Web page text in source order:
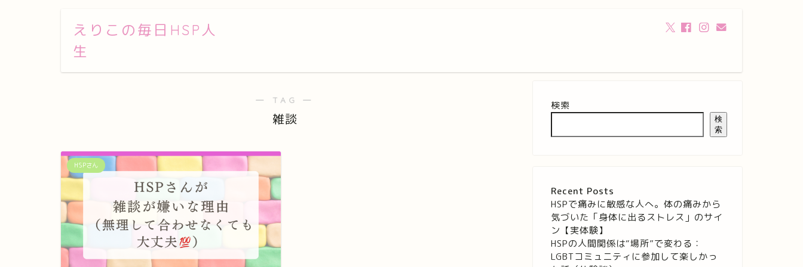
えりこの毎日HSP人
生
― TAG ―
雑談
HSPさん
検索
検
索
Recent Posts
HSPで痛みに敏感な人へ。体の痛みから
気づいた「身体に出るストレス」のサイ
ン【実体験】
HSPの人間関係は“場所”で変わる：
LGBTコミュニティに参加して楽しかっ